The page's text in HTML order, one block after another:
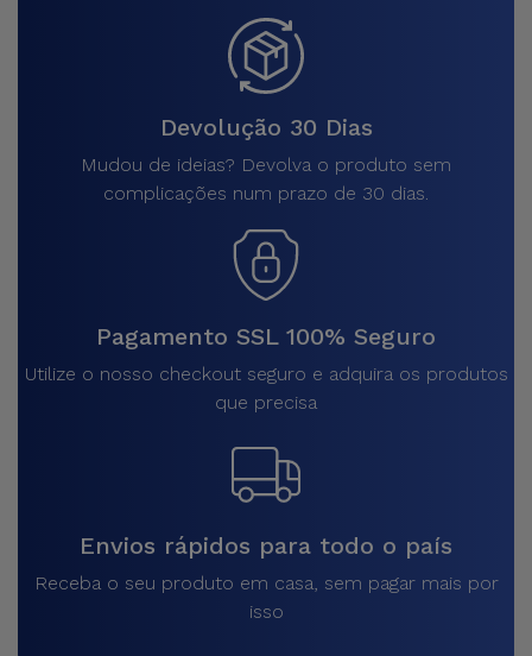
Devolução 30 Dias
Mudou de ideias? Devolva o produto sem
complicações num prazo de 30 dias.
Pagamento SSL 100% Seguro
Utilize o nosso checkout seguro e adquira os produtos
que precisa
Envios rápidos para todo o país
Receba o seu produto em casa, sem pagar mais por
isso